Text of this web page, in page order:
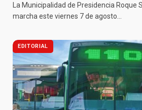
La Municipalidad de Presidencia Roque
marcha este viernes 7 de agosto…
EDITORIAL